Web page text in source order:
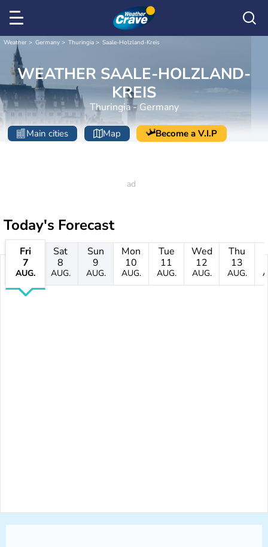
Weather Germany Thuringia Saale-Holzland-Kreis
WEATHER SAALE-HOLZLAND-
KREIS
Thuringia - Germany
Main cities Map Become a V.I.P
Today's Forecast
Fri
7
AUG.
Sat
8
AUG.
Sun
9
AUG.
Mon
10
AUG.
Tue
11
AUG.
Wed
12
AUG.
Thu
13
AUG.